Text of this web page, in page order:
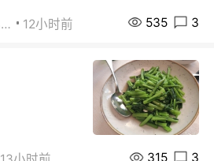
街友90454511 12小时前 535 3
315 3